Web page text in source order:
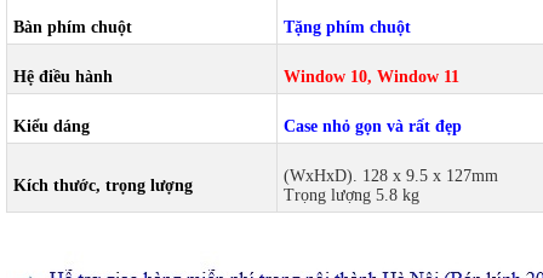
Bàn phím chuột Tặng phím chuột
Hệ điều hành Window 10, Window 11
Kiểu dáng Case nhỏ gọn và rất đẹp
Kích thước, trọng lượng
(WxHxD). 128 x 9.5 x 127mm
Trọng lượng 5.8 kg